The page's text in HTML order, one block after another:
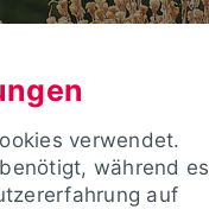
verwendet.
während es
auf